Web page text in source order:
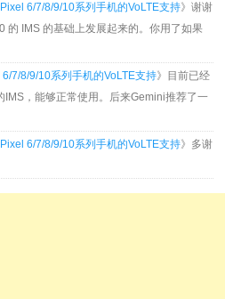
6/7/8/9/10系列手机的VoLTE支持》谢谢
的 IMS 的基础上发展起来的。你用了如果
7/8/9/10系列手机的VoLTE支持》目前已经
，能够正常使用。后来Gemini推荐了一
6/7/8/9/10系列手机的VoLTE支持》多谢